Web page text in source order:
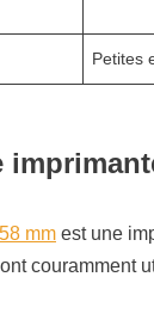
Petites
mm est une
couramment